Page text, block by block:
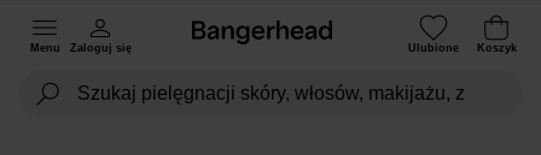
Menu Zaloguj się Ulubione Koszyk